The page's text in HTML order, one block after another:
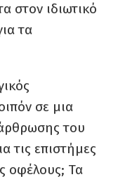
στον ιδιωτικό
τα
σε μια
του
τις επιστήμες
οφέλους; Τα